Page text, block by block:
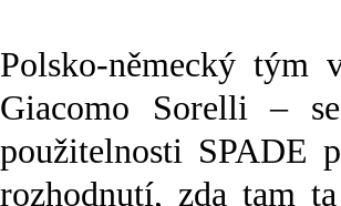
Polsko-německý tým
Giacomo Sorelli –
použitelnosti SPADE
rozhodnutí, zda tam